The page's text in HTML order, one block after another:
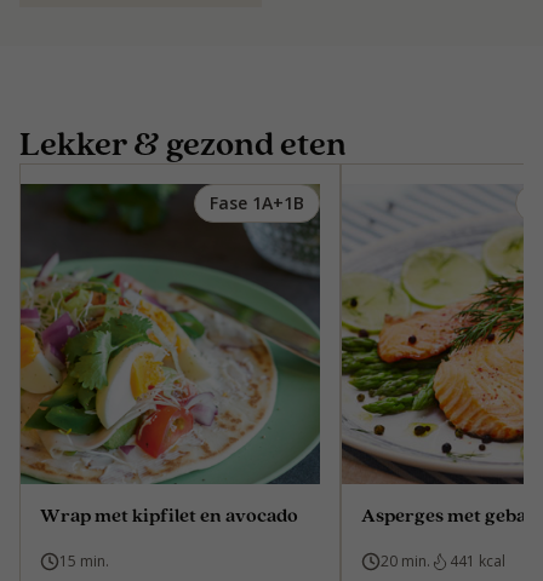
Lekker & gezond eten
Fase 1A+1B
Wrap met kipfilet en avocado
15 min.
Asperges met
20 min. 441 kcal